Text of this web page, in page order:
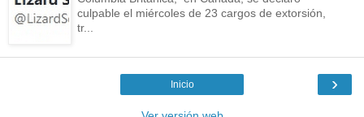
culpable el miércoles de 23 cargos de extorsión,
tr...
›
Inicio